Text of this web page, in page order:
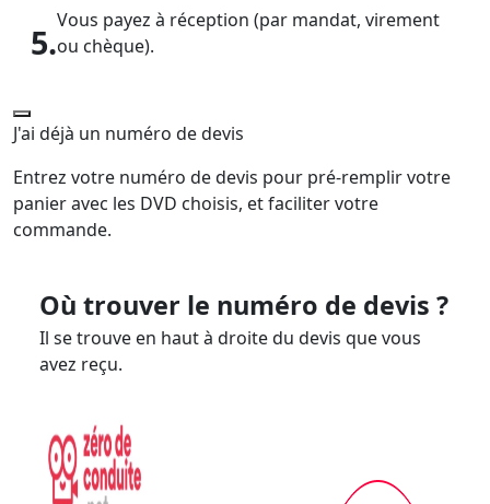
5.
Vous payez à réception (par mandat, virement
ou chèque).
J'ai déjà un numéro de devis
Entrez votre numéro de devis pour pré-remplir votre
panier avec les DVD choisis, et faciliter votre
commande.
Où trouver le numéro de devis ?
Il se trouve en haut à droite du devis que vous
avez reçu.